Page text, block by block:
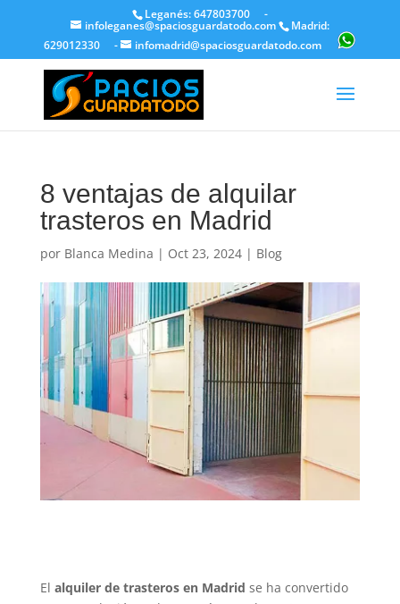
Leganés: 647803700 -
infoleganes@spaciosguardatodo.com
Madrid:
629012330
- infomadrid@spaciosguardatodo.com
8 ventajas de alquilar
trasteros en Madrid
por Blanca Medina | Oct 23, 2024| Blog
El alquiler de trasteros en Madrid se ha convertido